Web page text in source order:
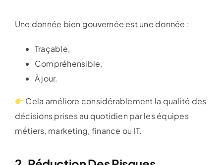
Une donnée bien gouvernée est une donnée :
Traçable,
Compréhensible,
À jour.
Cela améliore considérablement la qualité des
décisions prises au quotidien par les équipes
métiers, marketing, finance ou IT.